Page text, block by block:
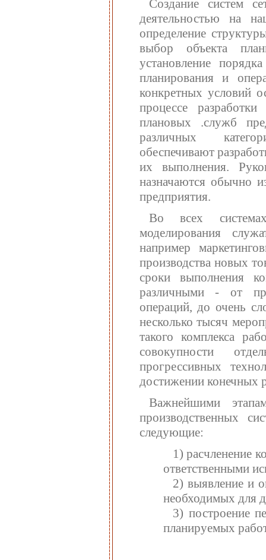
Создание систем
деятельностью на
определение
выбор объекта
установление
планирования и
конкретных условий
процессе
плановых .служб
различных
обеспечивают
их выполнения.
назначаются обычно
предприятия.
Во всех
моделирования
например
производства новых
сроки выполнения
различными - от
операций, до очень
несколько тысяч
такого комплекса
совокупности
прогрессивных
достижении конечных
Важнейшими
производственных
следующие:
1) расчленение
ответственными
2) выявление и
необходимых для
3) построение
планируемых